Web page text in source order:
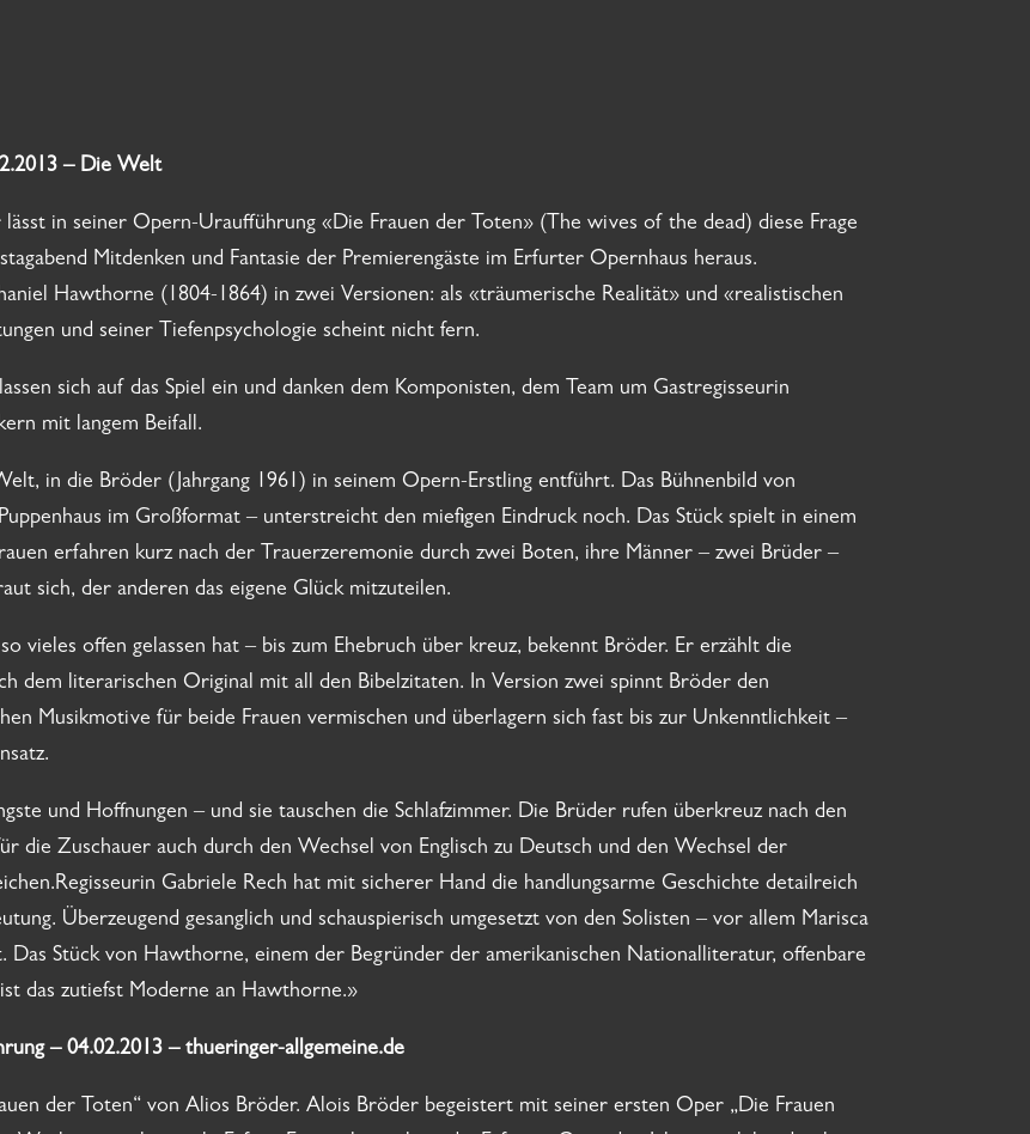
– Die Welt
in seiner Opern-Uraufführung «Die Frauen der Toten» (The wives of the dead) diese Frage
Mitdenken und Fantasie der Premierengäste im Erfurter Opernhaus heraus.
Hawthorne (1804-1864) in zwei Versionen: als «träumerische Realität» und «realistischen
und seiner Tiefenpsychologie scheint nicht fern.
sich auf das Spiel ein und danken dem Komponisten, dem Team um Gastregisseurin
mit langem Beifall.
in die Bröder (Jahrgang 1961) in seinem Opern-Erstling entführt. Das Bühnenbild von
im Großformat – unterstreicht den miefigen Eindruck noch. Das Stück spielt in einem
erfahren kurz nach der Trauerzeremonie durch zwei Boten, ihre Männer – zwei Brüder –
sich, der anderen das eigene Glück mitzuteilen.
vieles offen gelassen hat – bis zum Ehebruch über kreuz, bekennt Bröder. Er erzählt die
dem literarischen Original mit all den Bibelzitaten. In Version zwei spinnt Bröder den
Musikmotive für beide Frauen vermischen und überlagern sich fast bis zur Unkenntlichkeit –
und Hoffnungen – und sie tauschen die Schlafzimmer. Die Brüder rufen überkreuz nach den
die Zuschauer auch durch den Wechsel von Englisch zu Deutsch und den Wechsel der
Gabriele Rech hat mit sicherer Hand die handlungsarme Geschichte detailreich
Überzeugend gesanglich und schauspierisch umgesetzt von den Solisten – vor allem Marisca
Das Stück von Hawthorne, einem der Begründer der amerikanischen Nationalliteratur, offenbare
das zutiefst Moderne an Hawthorne.»
– 04.02.2013 – thueringer-allgemeine.de
der Toten“ von Alios Bröder. Alois Bröder begeistert mit seiner ersten Oper „Die Frauen